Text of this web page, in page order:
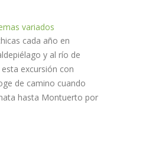
variados
cada año en
y al río de
excursión con
de camino cuando
hasta Montuerto por